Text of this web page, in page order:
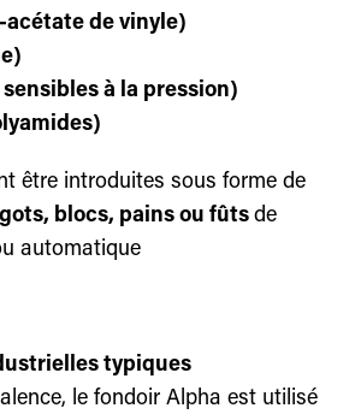
acétate de vinyle)
à la pression)
être introduites sous forme de
blocs, pains ou fûts de
automatique
typiques
le fondoir Alpha est utilisé